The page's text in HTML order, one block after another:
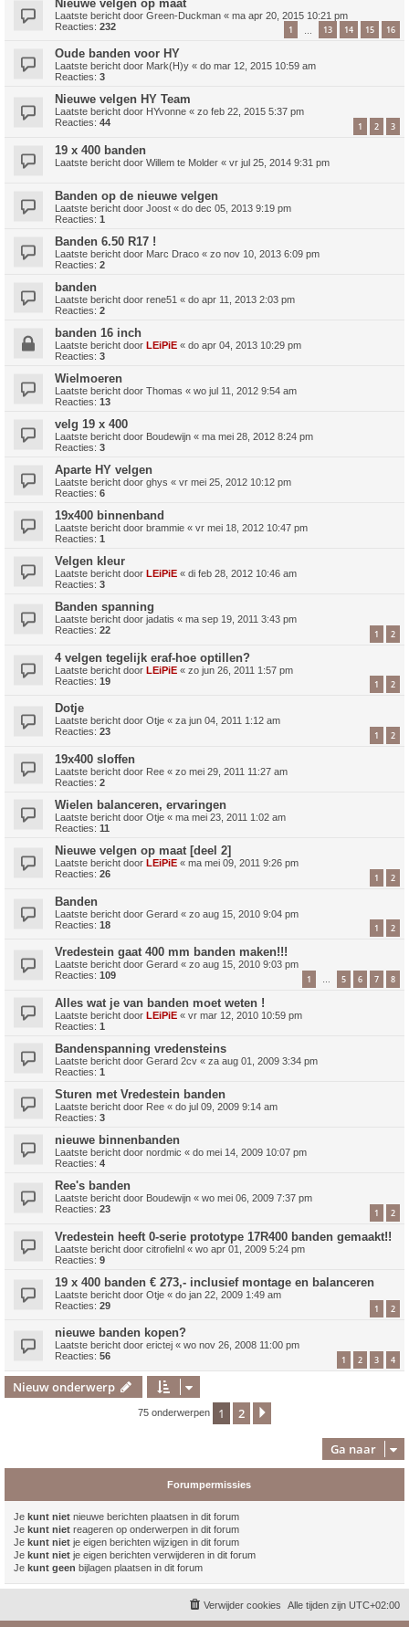
Nieuwe velgen op maat
Laatste bericht door Green-Duckman « ma apr 20, 2015 10:21 pm
Reacties: 232 1 13 14 15 16
Oude banden voor HY
Laatste bericht door Mark(H)y « do mar 12, 2015 10:59 am
Reacties: 3
Nieuwe velgen HY Team
Laatste bericht door HYvonne « zo feb 22, 2015 5:37 pm
Reacties: 44 1 2 3
19 x 400 banden
Laatste bericht door Willem te Molder « vr jul 25, 2014 9:31 pm
Banden op de nieuwe velgen
Laatste bericht door Joost « do dec 05, 2013 9:19 pm
Reacties: 1
Banden 6.50 R17 !
Laatste bericht door Marc Draco « zo nov 10, 2013 6:09 pm
Reacties: 2
banden
Laatste bericht door rene51 « do apr 11, 2013 2:03 pm
Reacties: 2
banden 16 inch
Laatste bericht door LEiPiE « do apr 04, 2013 10:29 pm
Reacties: 3
Wielmoeren
Laatste bericht door Thomas « wo jul 11, 2012 9:54 am
Reacties: 13
velg 19 x 400
Laatste bericht door Boudewijn « ma mei 28, 2012 8:24 pm
Reacties: 3
Aparte HY velgen
Laatste bericht door ghys « vr mei 25, 2012 10:12 pm
Reacties: 6
19x400 binnenband
Laatste bericht door brammie « vr mei 18, 2012 10:47 pm
Reacties: 1
Velgen kleur
Laatste bericht door LEiPiE « di feb 28, 2012 10:46 am
Reacties: 3
Banden spanning
Laatste bericht door jadatis « ma sep 19, 2011 3:43 pm
Reacties: 22 1 2
4 velgen tegelijk eraf-hoe optillen?
Laatste bericht door LEiPiE « zo jun 26, 2011 1:57 pm
Reacties: 19 1 2
Dotje
Laatste bericht door Otje « za jun 04, 2011 1:12 am
Reacties: 23 1 2
19x400 sloffen
Laatste bericht door Ree « zo mei 29, 2011 11:27 am
Reacties: 2
Wielen balanceren, ervaringen
Laatste bericht door Otje « ma mei 23, 2011 1:02 am
Reacties: 11
Nieuwe velgen op maat [deel 2]
Laatste bericht door LEiPiE « ma mei 09, 2011 9:26 pm
Reacties: 26 1 2
Banden
Laatste bericht door Gerard « zo aug 15, 2010 9:04 pm
Reacties: 18 1 2
Vredestein gaat 400 mm banden maken!!!
Laatste bericht door Gerard « zo aug 15, 2010 9:03 pm
Reacties: 109 1 … 5 6 7 8
Alles wat je van banden moet weten !
Laatste bericht door LEiPiE « vr mar 12, 2010 10:59 pm
Reacties: 1
Bandenspanning vredensteins
Laatste bericht door Gerard 2cv « za aug 01, 2009 3:34 pm
Reacties: 1
Sturen met Vredestein banden
Laatste bericht door Ree « do jul 09, 2009 9:14 am
Reacties: 3
nieuwe binnenbanden
Laatste bericht door nordmic « do mei 14, 2009 10:07 pm
Reacties: 4
Ree's banden
Laatste bericht door Boudewijn « wo mei 06, 2009 7:37 pm
Reacties: 23 1 2
Vredestein heeft 0-serie prototype 17R400 banden gemaakt!!
Laatste bericht door citrofielnl « wo apr 01, 2009 5:24 pm
Reacties: 9
19 x 400 banden € 273,- inclusief montage en balanceren
Laatste bericht door Otje « do jan 22, 2009 1:49 am
Reacties: 29 1 2
nieuwe banden kopen?
Laatste bericht door erictej « wo nov 26, 2008 11:00 pm
Reacties: 56 1 2 3 4
Nieuw onderwerp
75 onderwerpen 1 2
Ga naar
Forumpermissies
Je kunt niet nieuwe berichten plaatsen in dit forum
Je kunt niet reageren op onderwerpen in dit forum
Je kunt niet je eigen berichten wijzigen in dit forum
Je kunt niet je eigen berichten verwijderen in dit forum
Je kunt geen bijlagen plaatsen in dit forum
Alle tijden zijn UTC+02:00
Verwijder cookies